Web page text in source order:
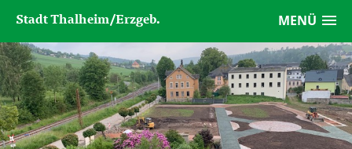
MENÜ
Stadt Thalheim/Erzgeb.